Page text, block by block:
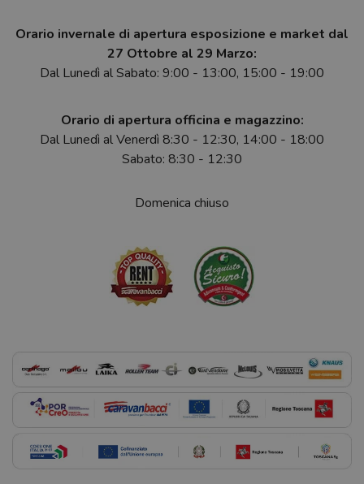
Orario invernale di apertura esposizione e market dal
27 Ottobre al 29 Marzo:
Dal Lunedì al Sabato: 9:00 - 13:00, 15:00 - 19:00
Orario di apertura officina e magazzino:
Dal Lunedì al Venerdì 8:30 - 12:30, 14:00 - 18:00
Sabato: 8:30 - 12:30
Domenica chiuso